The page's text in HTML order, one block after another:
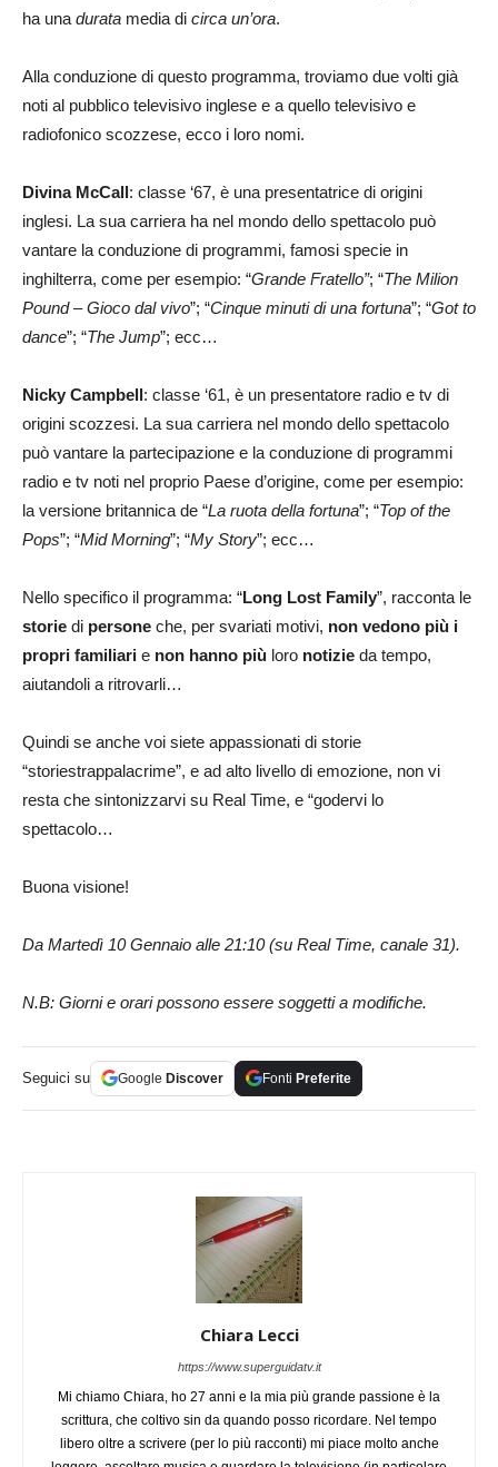
ha una durata media di circa un’ora.
Alla conduzione di questo programma, troviamo due volti già
noti al pubblico televisivo inglese e a quello televisivo e
radiofonico scozzese, ecco i loro nomi.
Divina McCall: classe ‘67, è una presentatrice di origini
inglesi. La sua carriera ha nel mondo dello spettacolo può
vantare la conduzione di programmi, famosi specie in
inghilterra, come per esempio: “Grande Fratello”; “The Milion
Pound – Gioco dal vivo”; “Cinque minuti di una fortuna”; “Got to
dance”; “The Jump”; ecc…
Nicky Campbell: classe ‘61, è un presentatore radio e tv di
origini scozzesi. La sua carriera nel mondo dello spettacolo
può vantare la partecipazione e la conduzione di programmi
radio e tv noti nel proprio Paese d’origine, come per esempio:
la versione britannica de “La ruota della fortuna”; “Top of the
Pops”; “Mid Morning”; “My Story”; ecc…
Nello specifico il programma: “Long Lost Family”, racconta le
storie di persone che, per svariati motivi, non vedono più i
propri familiari e non hanno più loro notizie da tempo,
aiutandoli a ritrovarli…
Quindi se anche voi siete appassionati di storie
“storiestrappalacrime”, e ad alto livello di emozione, non vi
resta che sintonizzarvi su Real Time, e “godervi lo
spettacolo…
Buona visione!
Da Martedì 10 Gennaio alle 21:10 (su Real Time, canale 31).
N.B: Giorni e orari possono essere soggetti a modifiche.
Seguici su Google Discover Fonti Preferite
Chiara Lecci
https://www.superguidatv.it
Mi chiamo Chiara, ho 27 anni e la mia più grande passione è la
scrittura, che coltivo sin da quando posso ricordare. Nel tempo
libero oltre a scrivere (per lo più racconti) mi piace molto anche